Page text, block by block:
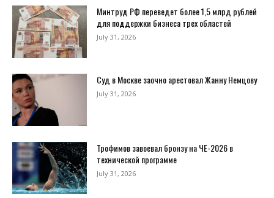
Минтруд РФ переведет более 1,5 млрд рублей
для поддержки бизнеса трех областей
July 31, 2026
Суд в Москве заочно арестовал Жанну Немцову
July 31, 2026
Трофимов завоевал бронзу на ЧЕ-2026 в
технической программе
July 31, 2026